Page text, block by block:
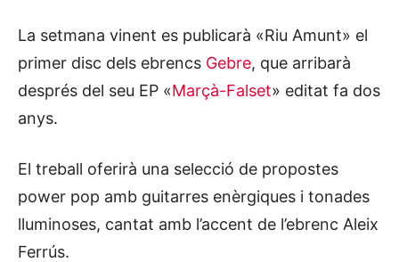
La setmana vinent es publicarà «Riu Amunt» el
primer disc dels ebrencs Gebre, que arribarà
després del seu EP «Marçà-Falset» editat fa dos
anys.
El treball oferirà una selecció de propostes
power pop amb guitarres enèrgiques i tonades
lluminoses, cantat amb l’accent de l’ebrenc Aleix
Ferrús.